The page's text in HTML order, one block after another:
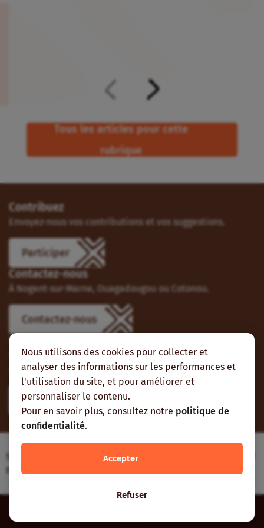
Nous utilisons des cookies pour collecter et
analyser des informations sur les performances et
l'utilisation du site, et pour améliorer et
personnaliser le contenu.
Pour en savoir plus, consultez notre politique de
confidentialité.
Accepter
Refuser
Tous les articles pour cette
rubrique
Contribuez
Envoyez-nous vos contributions et vos suggestions.
Participer
Contactez-nous
À Nogent-sur-Marne, Ouagadougou ou Cotonou.
Contactez-nous
Suivez-nous
Vous pouvez aussi vous abonner à nos flux RSS et nous
suivre sur les réseaux sociaux.
Site web réalisé avec le soutien de l’Agence
Française de Développement